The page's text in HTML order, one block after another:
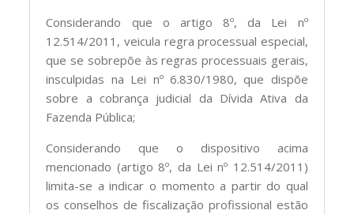
Considerando que o artigo 8º, da Lei nº
12.514/2011, veicula regra processual especial,
que se sobrepõe às regras processuais gerais,
insculpidas na Lei nº 6.830/1980, que dispõe
sobre a cobrança judicial da Dívida Ativa da
Fazenda Pública;
Considerando que o dispositivo acima
mencionado (artigo 8º, da Lei nº 12.514/2011)
limita-se a indicar o momento a partir do qual
os conselhos de fiscalização profissional estão